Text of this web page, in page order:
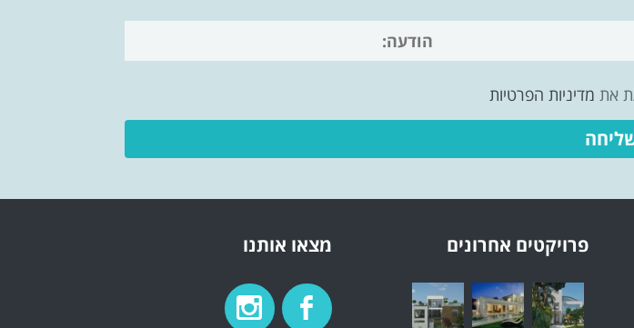
את מדיניות הפרטיות
פרויקטים אחרונים מצאו אותנו